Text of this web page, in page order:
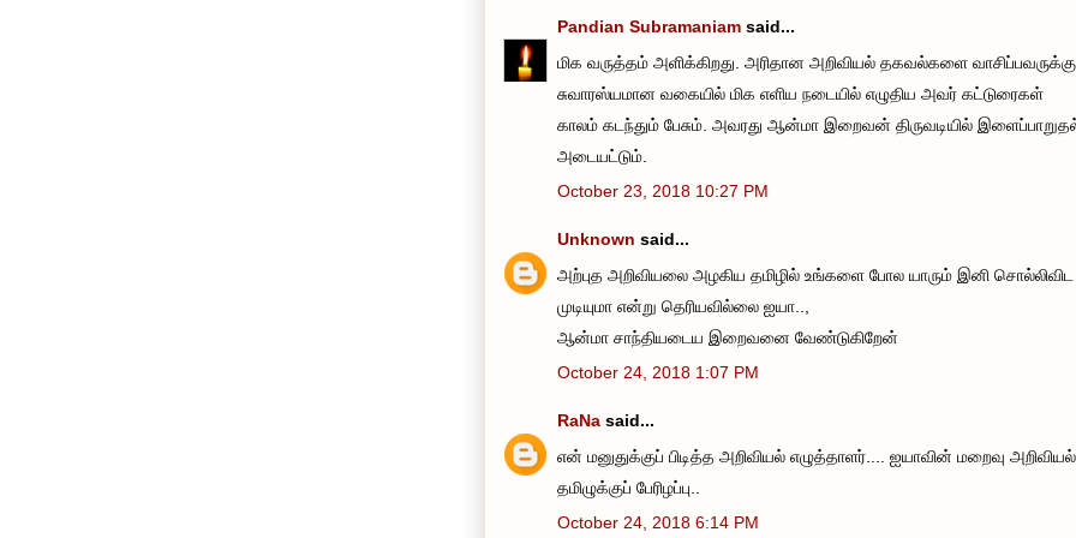
Pandian Subramaniam said...
மிக வருத்தம் அளிக்கிறது. அரிதான அறிவியல் தகவல்களை வாசிப்பவருக்கு
சுவாரஸ்யமான வகையில் மிக எளிய நடையில் எழுதிய அவர் கட்டுரைகள்
காலம் கடந்தும் பேசும். அவரது ஆன்மா இறைவன் திருவடியில்
அடையட்டும்.
October 23, 2018 10:27 PM
Unknown said...
அற்புத அறிவியலை அழகிய தமிழில் உங்களை போல யாரும் இனி சொல்லிவிட
முடியுமா என்று தெரியவில்லை ஐயா..,
ஆன்மா சாந்தியடைய இறைவனை வேண்டுகிறேன்
October 24, 2018 1:07 PM
RaNa said...
என் மனுதுக்குப் பிடித்த அறிவியல் எழுத்தாளர்.... ஐயாவின் மறைவு அறிவியல்
தமிழுக்குப் பேரிழப்பு..
October 24, 2018 6:14 PM